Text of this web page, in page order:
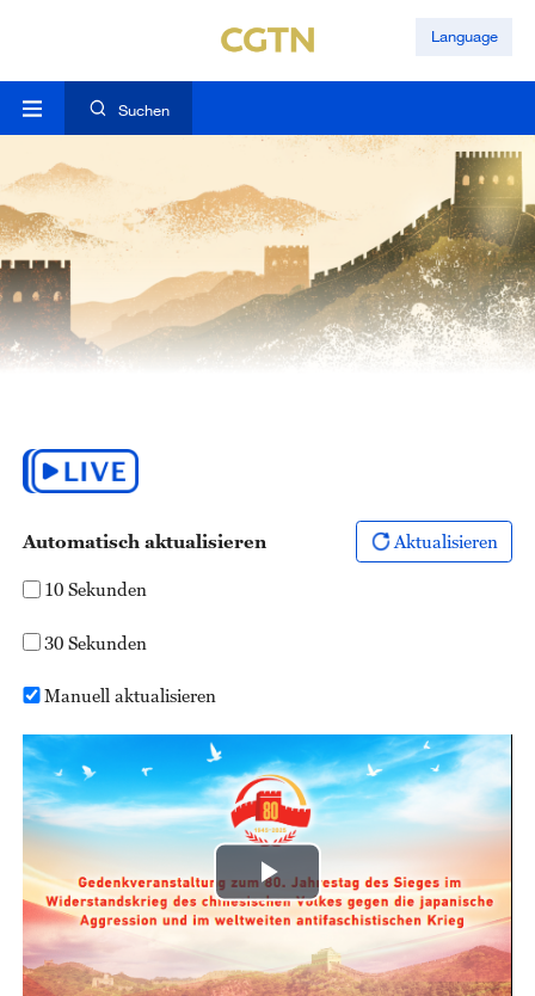
Language
Suchen
Automatisch aktualisieren Aktualisieren
10 Sekunden
30 Sekunden
Manuell aktualisieren
Play
Video